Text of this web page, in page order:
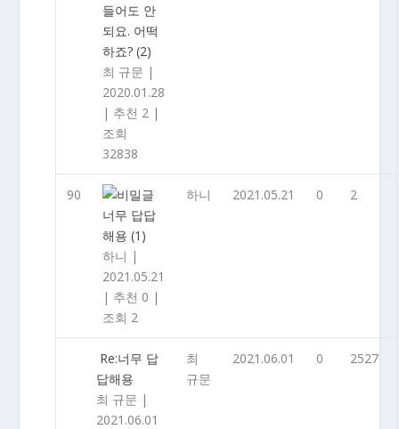
들어도 안
되요. 어떡
하죠?(2)
최 규문 |
2020.01.28
| 추천 2 |
조회
32838
90
너무 답답
해용(1)
하니 |
2021.05.21
| 추천 0 |
조회 2
하니 2021.05.21 0 2
Re:너무 답
답해용
최 규문 |
2021.06.01
최
규문
2021.06.01 0 2527